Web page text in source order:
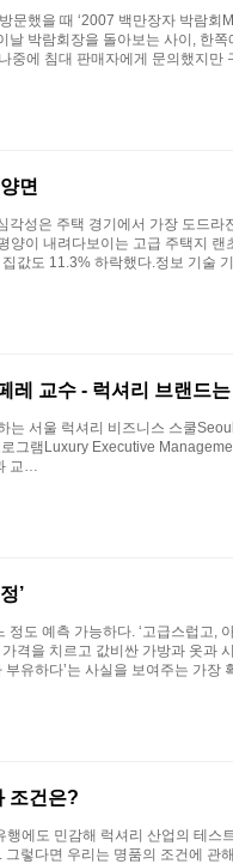
문했을 때 ‘2007 백만장자 박람
날 박람회장을 돌아보는 사이, 한
중에 침대 판매자에게 문의했지만
면
각성은 주택 경기에서 가장 도드
양이 내려다보이는 고급 주택지
값도 11.3% 하락했다.정보 기술
레 교수 - 럭셔리 브랜드
는 서울 럭셔리 비즈니스 스쿨
그램Luxury Executive
교…
’
정도 예측 가능하다. ‘고급스럽
격을 치르고 값비싼 가방과 옷과
부유하다’는 사실을 보여주는 가
조건은?
에도 민감해 럭셔리 산업의 테
렇다면 우리는 명품의 조건에